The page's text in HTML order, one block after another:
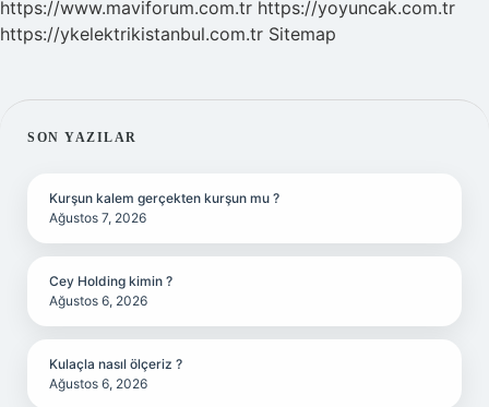
https://www.maviforum.com.tr https://yoyuncak.com.tr
https://ykelektrikistanbul.com.tr Sitemap
SIDEBAR
SON YAZILAR
Kurşun kalem gerçekten kurşun mu ?
Ağustos 7, 2026
Cey Holding kimin ?
Ağustos 6, 2026
Kulaçla nasıl ölçeriz ?
Ağustos 6, 2026